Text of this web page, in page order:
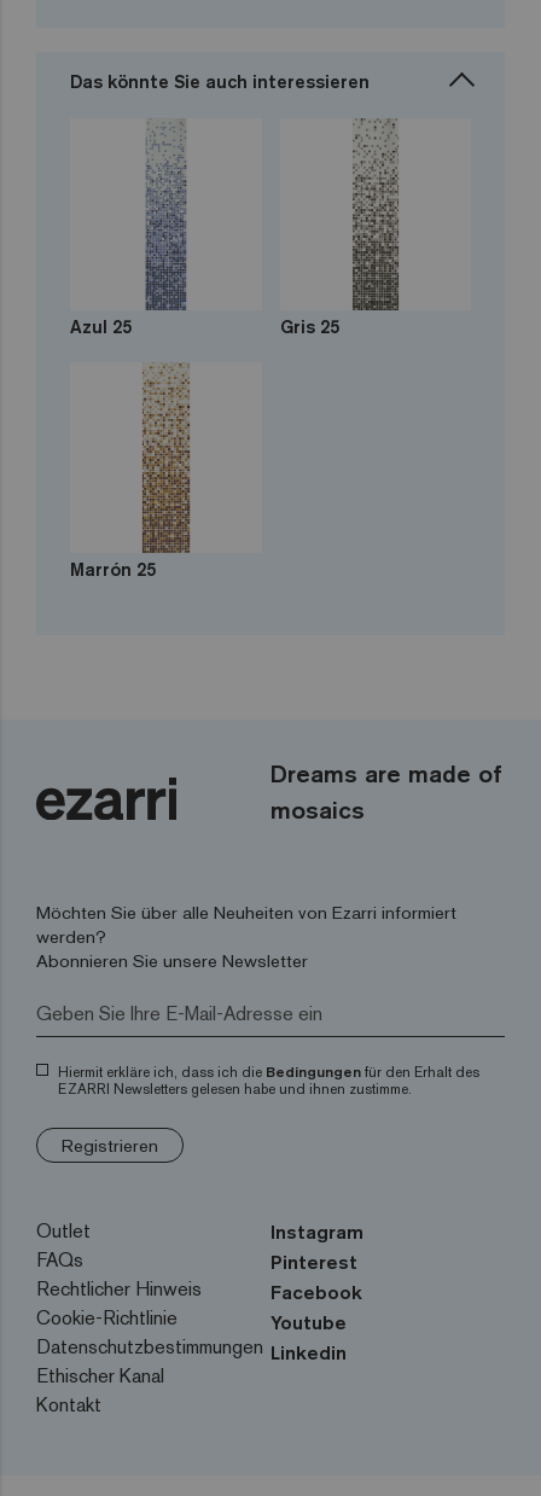
Das könnte Sie auch interessieren
Azul 25 Gris 25
Marrón 25
Dreams are made of
mosaics
Möchten Sie über alle Neuheiten von Ezarri informiert
werden?
Abonnieren Sie unsere Newsletter
Hiermit erkläre ich, dass ich die Bedingungen für den Erhalt des
EZARRI Newsletters gelesen habe und ihnen zustimme.
Registrieren
Outlet
FAQs
Rechtlicher Hinweis
Cookie-Richtlinie
Datenschutzbestimmungen
Ethischer Kanal
Kontakt
Instagram
Pinterest
Facebook
Youtube
Linkedin